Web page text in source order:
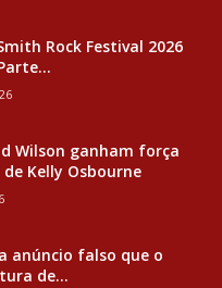
Rock Festival 2026
Wilson ganham força
Kelly Osbourne
anúncio falso que o
de...